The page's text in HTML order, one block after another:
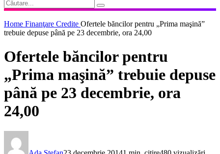
Home Finanţare Credite Ofertele băncilor pentru „Prima maşină”
trebuie depuse până pe 23 decembrie, ora 24,00
Ofertele băncilor pentru
„Prima maşină” trebuie depuse
până pe 23 decembrie, ora
24,00